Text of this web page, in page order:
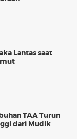
Lantas saat
TAA Turun
dari Mudik